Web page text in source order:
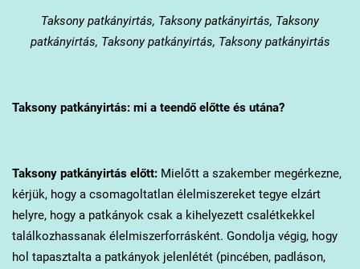
Taksonypatkányirtás, Taksony patkányirtás, Taksony
patkányirtás, Taksony patkányirtás, Taksony patkányirtás
Taksonypatkányirtás: mi a teendő előtte és utána?
Taksonypatkányirtás előtt:Mielőtt a szakember megérkezne,
kérjük, hogy a csomagoltatlan élelmiszereket tegye elzárt
helyre, hogy a patkányok csak a kihelyezett csalétkekkel
találkozhassanak élelmiszerforrásként. Gondolja végig, hogy
hol tapasztalta a patkányok jelenlétét (pincében, padláson,